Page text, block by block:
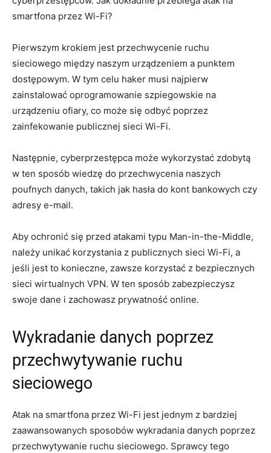
smartfona przez Wi-Fi?
Pierwszym krokiem jest przechwycenie ruchu
sieciowego między naszym urządzeniem a punktem
dostępowym. W tym celu haker musi najpierw
zainstalować oprogramowanie szpiegowskie na
urządzeniu ofiary, co może się odbyć poprzez
zainfekowanie publicznej sieci Wi-Fi.
Następnie, cyberprzestępca może wykorzystać zdobytą
w ten sposób wiedzę do przechwycenia naszych
poufnych danych, takich jak hasła do kont bankowych czy
adresy e-mail.
Aby ochronić się przed atakami typu Man-in-the-Middle,
należy unikać korzystania z publicznych sieci Wi-Fi, a
jeśli jest to konieczne, zawsze korzystać z bezpiecznych
sieci wirtualnych VPN. W ten sposób zabezpieczysz
swoje dane i zachowasz prywatność online.
Wykradanie danych poprzez
przechwytywanie ruchu
sieciowego
Atak na smartfona przez Wi-Fi jest jednym z bardziej
zaawansowanych sposobów wykradania danych poprzez
przechwytywanie ruchu sieciowego. Sprawcy tego